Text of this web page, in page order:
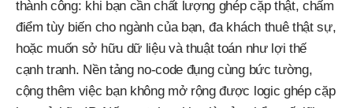
thành công: khi bạn cần chất lượng ghép cặp thật, chấm
điểm tùy biến cho ngành của bạn, đa khách thuê thật sự,
hoặc muốn sở hữu dữ liệu và thuật toán như lợi thế
cạnh tranh. Nền tảng no-code đụng cùng bức tường,
cộng thêm việc bạn không mở rộng được logic ghép cặp